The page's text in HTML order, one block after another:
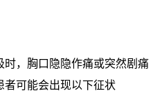
时，胸口隐隐作痛或突然剧痛
者可能会出现以下征状